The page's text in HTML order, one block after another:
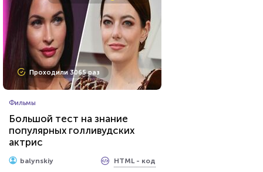
Проходили 3065 раз
Фильмы
Большой тест на знание
популярных голливудских
актрис
balynskiy HTML - код